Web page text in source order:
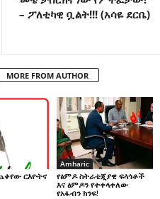
– ፖለቲካዊ ቧልት!!! (አሳዬ ደርቤ)
MORE FROM AUTHOR
ርእዮትና
Amharic
የፅምዶ ስትራቴጂያዊ ፍላጎቶች
እና ፅምዶን የተቀላቀለው
የአፋብን ክንፍ!